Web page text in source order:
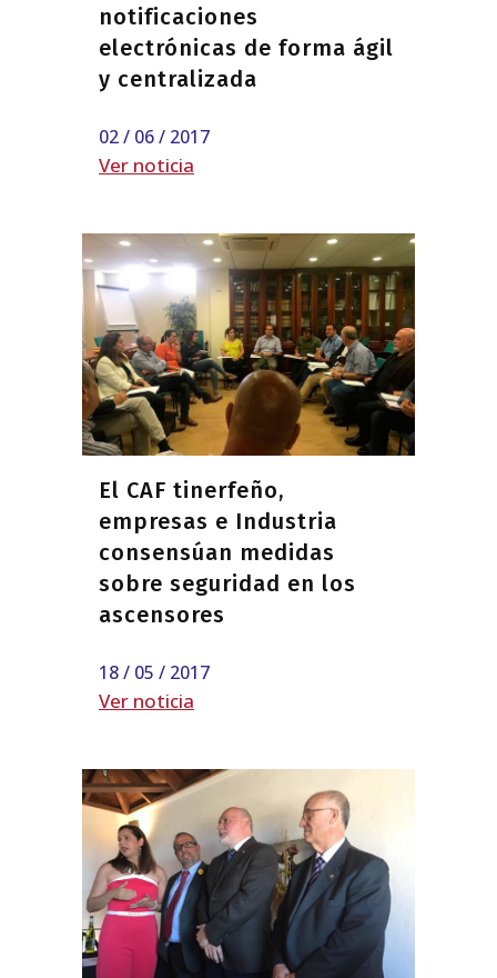
notificaciones
electrónicas de forma ágil
y centralizada
02 / 06 / 2017
Ver noticia
El CAF tinerfeño,
empresas e Industria
consensúan medidas
sobre seguridad en los
ascensores
18 / 05 / 2017
Ver noticia